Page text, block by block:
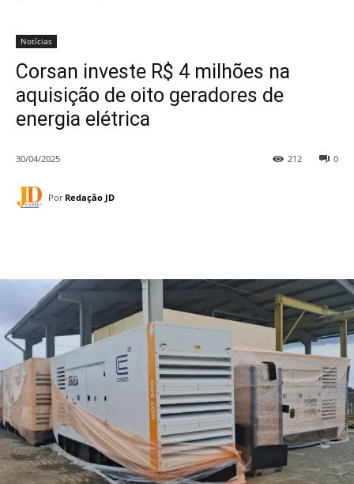
Notícias
Corsan investe R$ 4 milhões na
aquisição de oito geradores de
energia elétrica
30/04/2025 0
212
Por Redação JD